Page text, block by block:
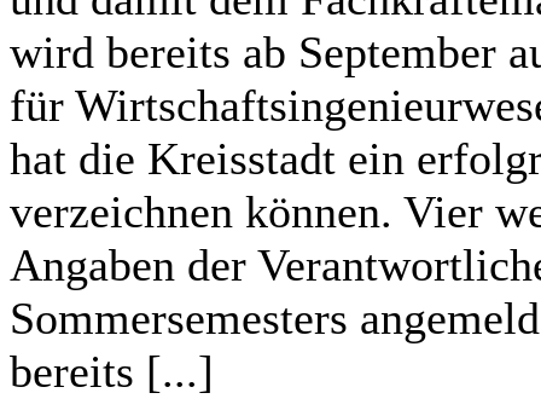
wird bereits ab September
für
hat die Kreisstadt ein
verzeichnen können. Vier
Angaben der
Sommersemesters
bereits [...]